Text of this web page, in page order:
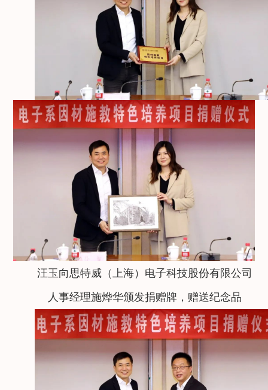
汪玉向思特威（上海）电子科技股份有限公司
人事经理施烨华颁发捐赠牌，赠送纪念品